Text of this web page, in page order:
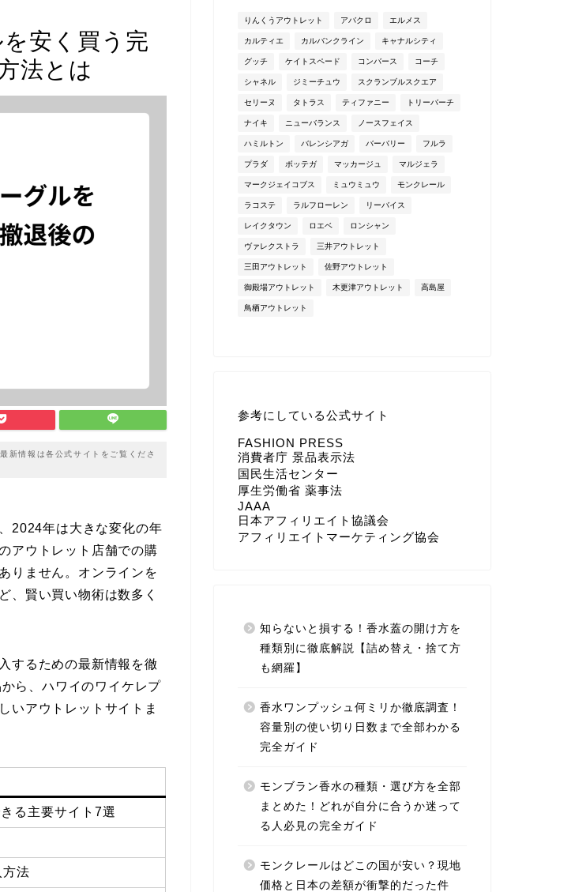
安く買う完
法とは
新情報は各公式サイトをご覧くださ
2024年は大きな変化の年
アウトレット店舗での購
りません。オンラインを
、賢い買い物術は数多く
するための最新情報を徹
ら、ハワイのワイケレプ
いアウトレットサイトま
る主要サイト7選
法
りんくうアウトレット アバクロ エルメス
カルティエ カルバンクライン キャナルシティ
グッチ ケイトスペード コンバース コーチ
シャネル ジミーチュウ スクランブルスクエア
セリーヌ タトラス ティファニー トリーバーチ
ナイキ ニューバランス ノースフェイス
ハミルトン バレンシアガ バーバリー フルラ
プラダ ボッテガ マッカージュ マルジェラ
マークジェイコブス ミュウミュウ モンクレール
ラコステ ラルフローレン リーバイス
レイクタウン ロエベ ロンシャン
ヴァレクストラ 三井アウトレット
三田アウトレット 佐野アウトレット
御殿場アウトレット 木更津アウトレット 高島屋
鳥栖アウトレット
参考にしている公式サイト
FASHION PRESS
消費者庁 景品表示法
国民生活センター
厚生労働省 薬事法
JAAA
日本アフィリエイト協議会
アフィリエイトマーケティング協会
知らないと損する！香水蓋の開け方を
種類別に徹底解説【詰め替え・捨て方
も網羅】
香水ワンプッシュ何ミリか徹底調査！
容量別の使い切り日数まで全部わかる
完全ガイド
モンブラン香水の種類・選び方を全部
まとめた！どれが自分に合うか迷って
る人必見の完全ガイド
モンクレールはどこの国が安い？現地
価格と日本の差額が衝撃的だった件